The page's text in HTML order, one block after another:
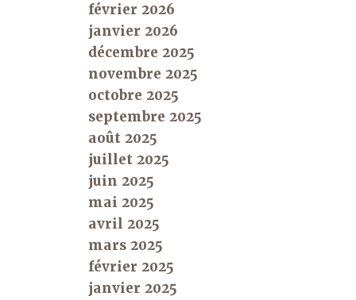
février 2026
janvier 2026
décembre 2025
novembre 2025
octobre 2025
septembre 2025
août 2025
juillet 2025
juin 2025
mai 2025
avril 2025
mars 2025
février 2025
janvier 2025